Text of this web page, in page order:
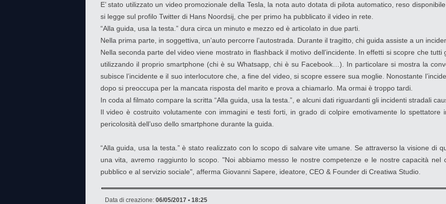
E’ stato utilizzato un video promozionale della Tesla, la nota auto dotata di pilota automatico, reso
si legge sul profilo Twitter di Hans Noordsij, che per primo ha pubblicato il video in rete.
“Alla guida, usa la testa.” dura circa un minuto e mezzo ed è articolato in due parti.
Nella prima parte, in soggettiva, un’auto percorre l’autostrada. Durante il tragitto, chi guida assiste a un
Nella seconda parte del video viene mostrato in flashback il motivo dell’incidente. In effetti si scopre che tutti
utilizzando il proprio smartphone (chi è su Whatsapp, chi è su Facebook…). In particolare si mostra la
subisce l’incidente e il suo interlocutore che, a fine del video, si scopre essere sua moglie. Nonostante
dopo si preoccupa per la mancata risposta del marito e prova a chiamarlo. Ma ormai è troppo tardi.
In coda al filmato compare la scritta “Alla guida, usa la testa.”, e alcuni dati riguardanti gli incidenti stradali
Il video è costruito volutamente con immagini e testi forti, in grado di colpire emotivamente lo spettatore
pericolosità dell’uso dello smartphone durante la guida.
“Alla guida, usa la testa.” è stato realizzato con lo scopo di salvare vite umane. Se attraverso la visione di
una vita, avremo raggiunto lo scopo. "Noi abbiamo messo le nostre competenze e le nostre capacità nel
pubblico e al servizio sociale", afferma Giovanni Sapere, ideatore, CEO & Founder di Creatiwa Studio.
Data di creazione: 06/05/2017 • 18:25